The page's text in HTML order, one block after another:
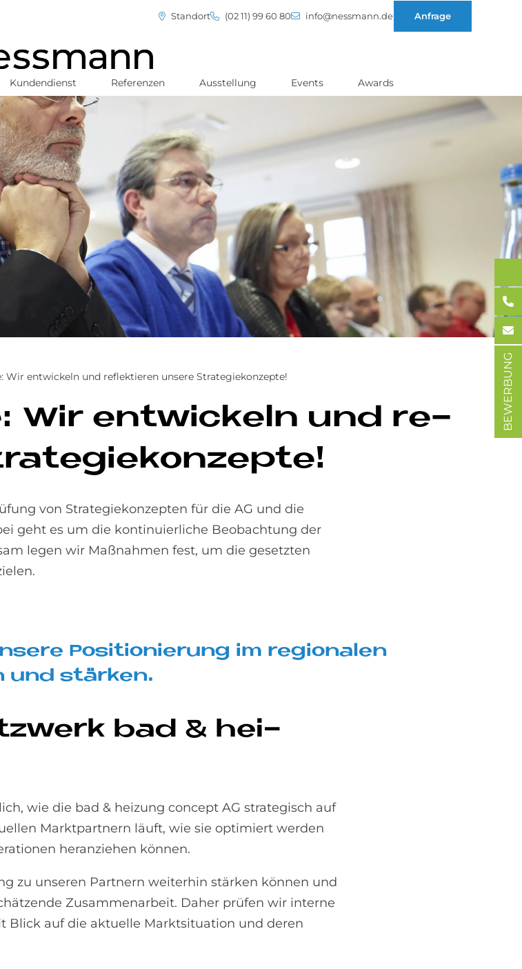
Standort (02 11) 99 60 80 info@nessmann.de Anfrage
Kundendienst Referenzen Ausstellung Events Awards
Wir entwickeln und reflektieren unsere Strategiekonzepte!
Wir ent­wickeln und re­
von Strategiekonzepten für die AG und die
geht es um die kontinuierliche Beobachtung der
legen wir Maßnahmen fest, um die gesetzten
Po­si­tio­nie­rung im re­gio­na­len
und stär­ken.
bad & hei­
wie die bad & heizung concept AG strategisch auf
Marktpartnern läuft, wie sie optimiert werden
heranziehen können.
zu unseren Partnern weiterhin stärken können und
Zusammenarbeit. Daher prüfen wir interne
Blick auf die aktuelle Marktsituation und deren
BEWERBUNG